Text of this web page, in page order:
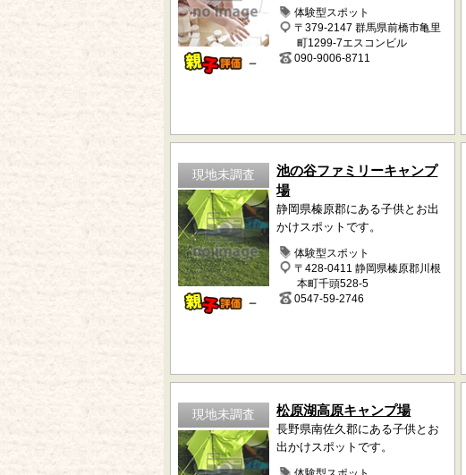
－
体験型スポット
〒379-2147 群馬県前橋市亀里
町1299-7エスコンビル
090-9006-8711
現地未調査
－
池の谷ファミリーキャンプ
場
静岡県榛原郡にある子供とお出
かけスポットです。
体験型スポット
〒428-0411 静岡県榛原郡川根
本町千頭528-5
0547-59-2746
現地未調査 松原湖高原キャンプ場
長野県南佐久郡にある子供とお
出かけスポットです。